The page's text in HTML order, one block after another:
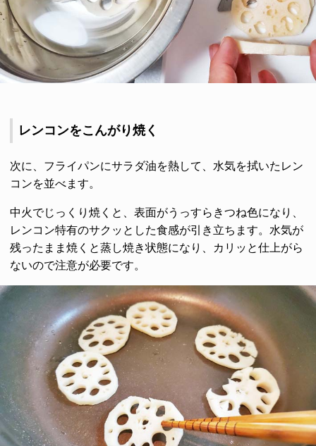
レンコンをこんがり焼く
次に、フライパンにサラダ油を熱して、水気を拭いたレン
コンを並べます。
中火でじっくり焼くと、表面がうっすらきつね色になり、
レンコン特有のサクッとした食感が引き立ちます。水気が
残ったまま焼くと蒸し焼き状態になり、カリッと仕上がら
ないので注意が必要です。